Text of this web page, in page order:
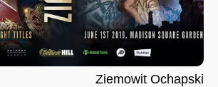
Ziemowit Ochapski